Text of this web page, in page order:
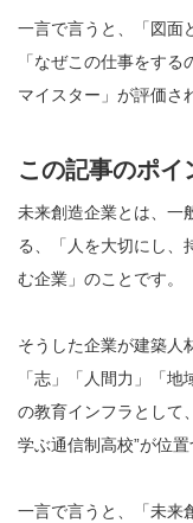
一言で言うと、「図面
「なぜこの仕事をす
マイスター」が評価さ
この記事のポイ
未来創造企業とは、一
る、「人を大切にし、
む企業」のことです。
そうした企業が建築人
「志」「人間力」「
の教育インフラとして
学ぶ通信制高校”が位置
一言で言うと、「未来